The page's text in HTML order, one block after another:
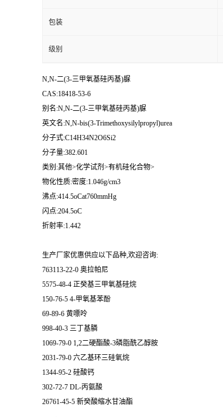
包装
级别
N,N-二(3-三甲氧基硅丙基)脲
CAS:18418-53-6
别名:N,N-二(3-三甲氧基硅丙基)脲
英文名:N,N-bis(3-Trimethoxysilylpropyl)urea
分子式:C14H34N2O6Si2
分子量:382.601
类别:其他>化学试剂>有机硅化合物>
物化性质:密度:1.046g/cm3
沸点:414.5oCat760mmHg
闪点:204.5oC
折射率:1.442
生产厂家优惠供应以下品种,欢迎咨询:
763113-22-0 奥拉帕尼
5575-48-4 正癸基三甲氧基硅烷
150-76-5 4-甲氧基苯酚
69-89-6 黄嘌呤
998-40-3 三丁基膦
1069-79-0 1,2二硬酯酸-3磷脂酰乙醇胺
2031-79-0 六乙基环三硅氧烷
1344-95-2 硅酸钙
302-72-7 DL-丙氨酸
26761-45-5 新癸酸缩水甘油酯